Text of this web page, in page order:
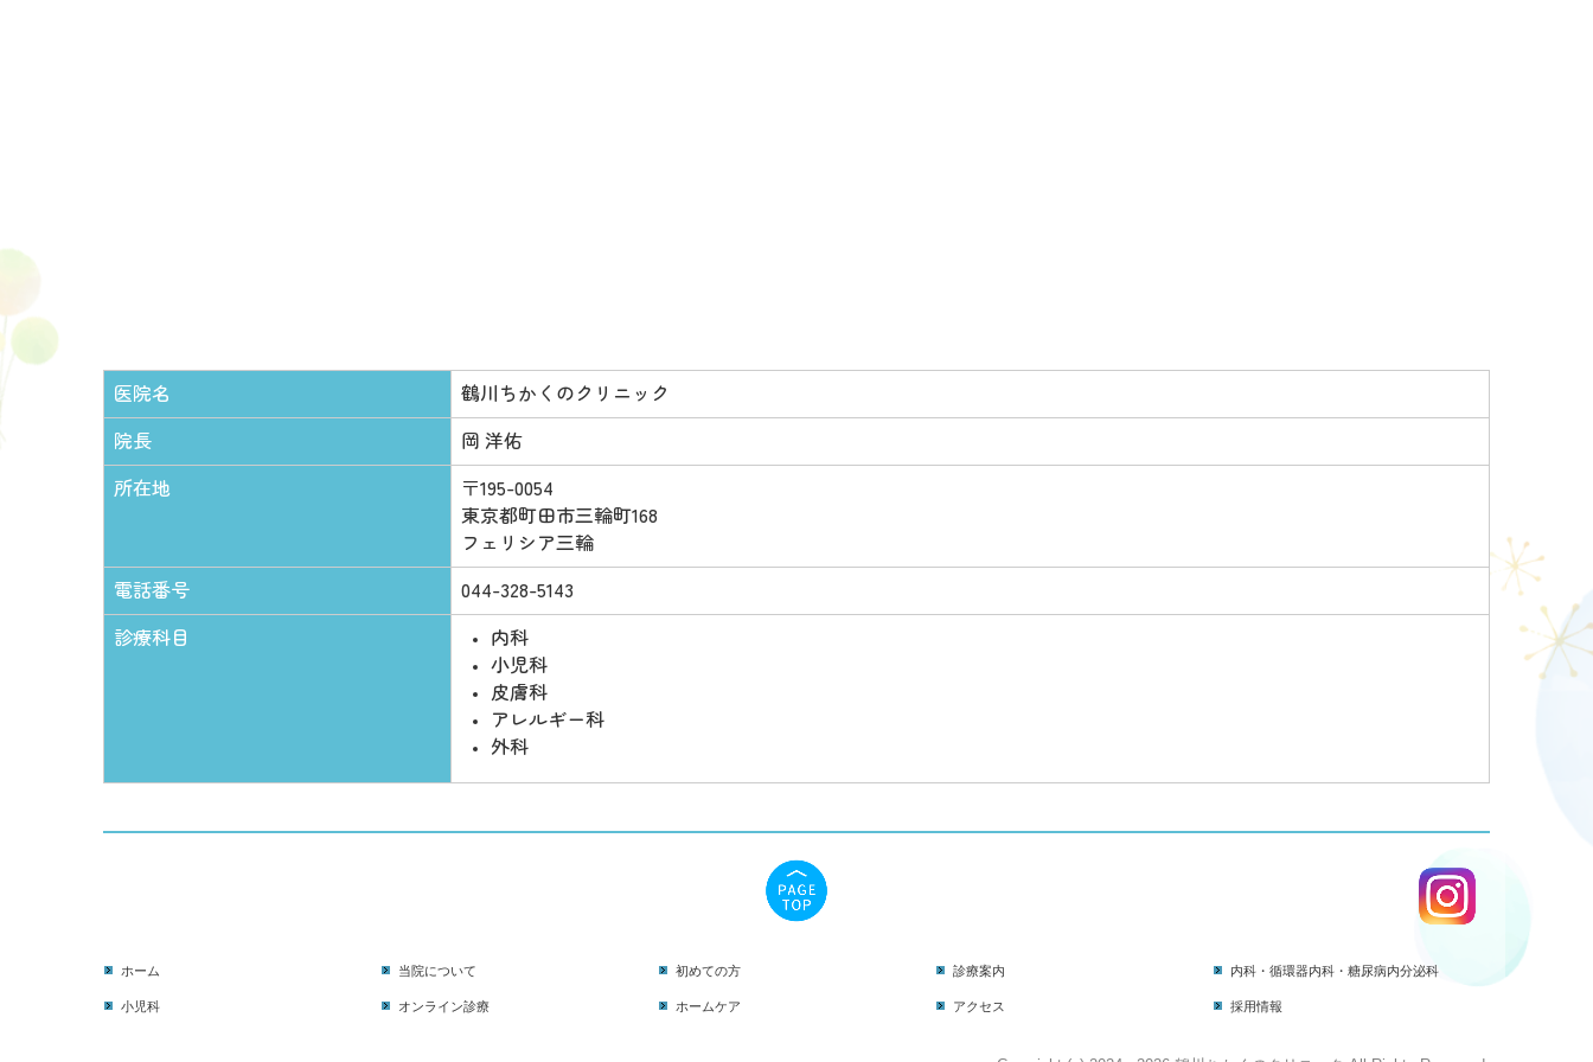
医院名
鶴川ちかくのクリニック
院長
岡 洋佑
所在地
〒195-0054
東京都町田市三輪町168
フェリシア三輪
電話番号
044-328-5143
診療科目
内科
小児科
皮膚科
アレルギー科
外科
ホーム 当院について 初めての方 診療案内 内科・循環器内科・糖尿病内分泌科
小児科 オンライン診療 ホームケア アクセス 採用情報